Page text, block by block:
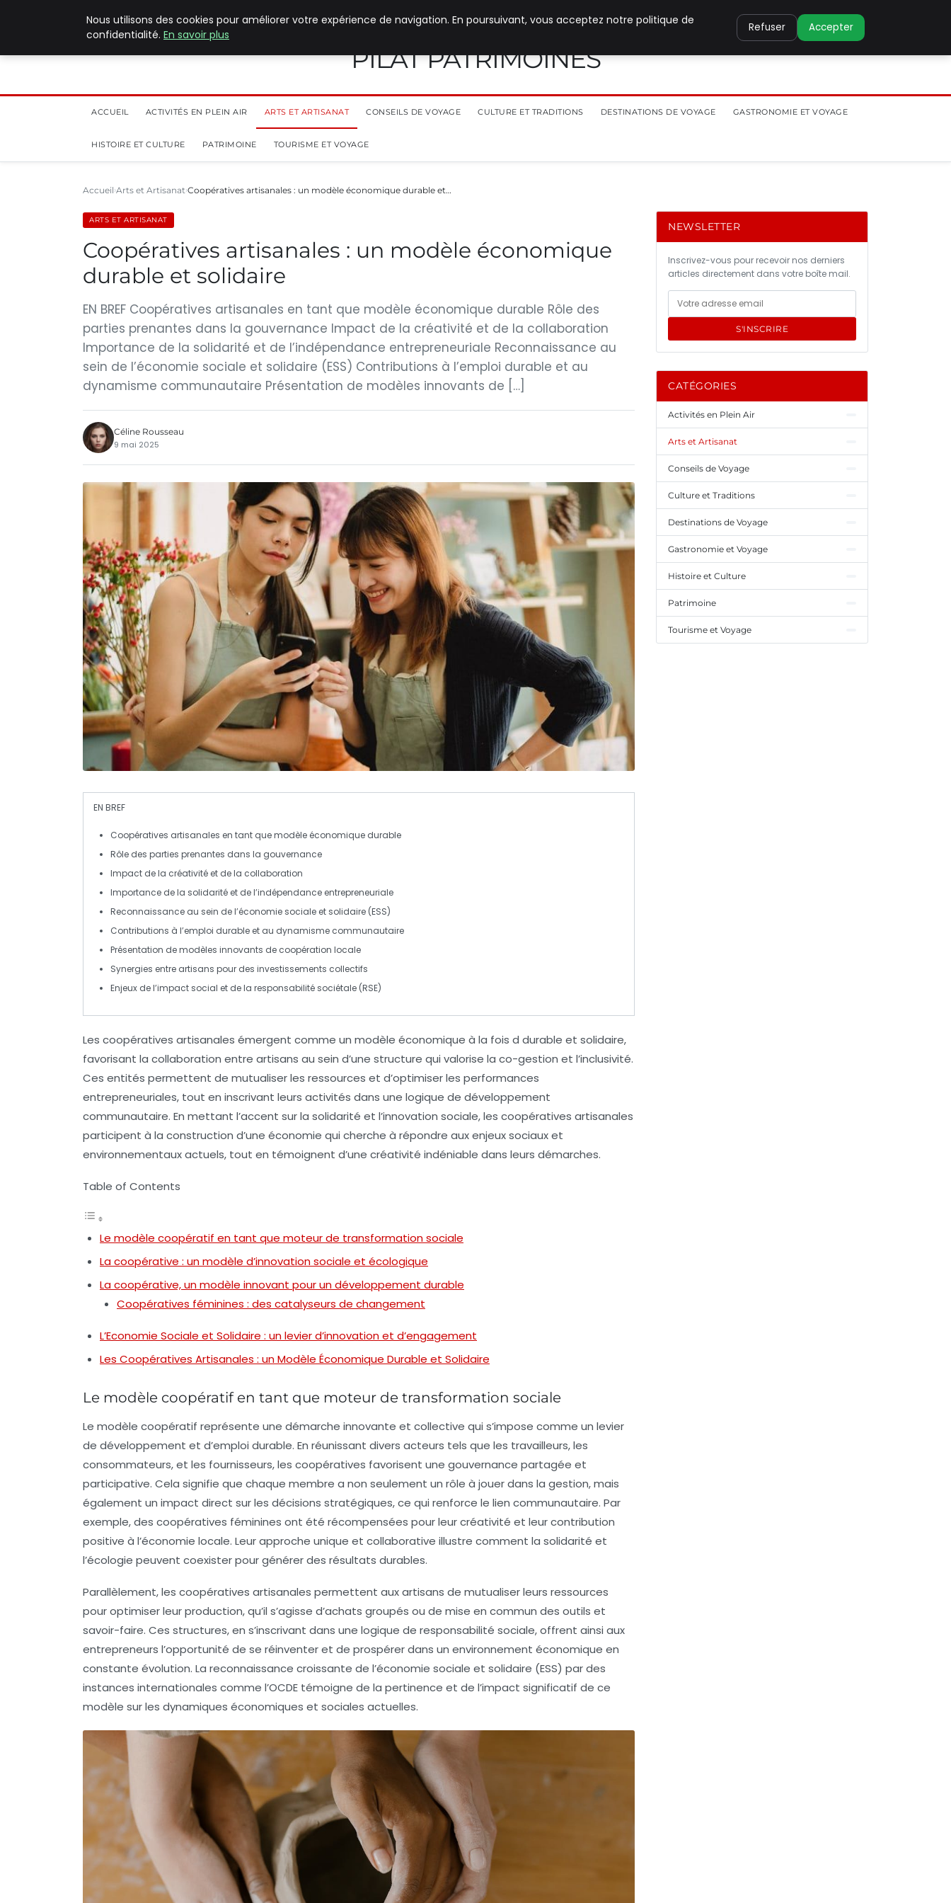
PILAT PATRIMOINES
ACCUEIL ACTIVITÉS EN PLEIN AIR ARTS ET ARTISANAT CONSEILS DE VOYAGE CULTURE ET TRADITIONS DESTINATIONS DE VOYAGE GASTRONOMIE ET VOYAGE
HISTOIRE ET CULTURE PATRIMOINE TOURISME ET VOYAGE
Accueil Arts et Artisanat Coopératives artisanales : un modèle économique durable et…
ARTS ET ARTISANAT
Coopératives artisanales : un modèle économique
durable et solidaire
EN BREF Coopératives artisanales en tant que modèle économique durable Rôle des
parties prenantes dans la gouvernance Impact de la créativité et de la collaboration
Importance de la solidarité et de l’indépendance entrepreneuriale Reconnaissance au
sein de l’économie sociale et solidaire (ESS) Contributions à l’emploi durable et au
dynamisme communautaire Présentation de modèles innovants de […]
Céline Rousseau
9 mai 2025
EN BREF
Coopératives artisanales en tant quemodèle économique durable
Rôle des parties prenantes dans la gouvernance
Impact de la créativité et de la collaboration
Importance de la solidarité et del’indépendance entrepreneuriale
Reconnaissance au sein de l’économie sociale et solidaire (ESS)
Contributions à l’emploi durable et au dynamisme communautaire
Présentation de modèles innovants de coopération locale
Synergies entre artisans pour des investissements collectifs
Enjeux de l’impact social et de la responsabilité sociétale (RSE)
Les coopératives artisanales émergent comme un modèle économique à la fois d durable et solidaire,
favorisant la collaboration entre artisans au sein d’une structure qui valorise la co-gestion et l’inclusivité.
Ces entités permettent de mutualiser les ressources et d’optimiser les performances
entrepreneuriales, tout en inscrivant leurs activités dans une logique de développement
communautaire. En mettant l’accent sur la solidarité et l’innovation sociale, les coopératives artisanales
participent à la construction d’une économie qui cherche à répondre aux enjeux sociaux et
environnementaux actuels, tout en témoignent d’une créativité indéniable dans leurs démarches.
Table of Contents
Le modèle coopératif en tant que moteur de transformation sociale
La coopérative : un modèle d’innovation sociale et écologique
La coopérative, un modèle innovant pour un développement durable
Coopératives féminines : des catalyseurs de changement
L’Economie Sociale et Solidaire : un levier d’innovation et d’engagement
Les Coopératives Artisanales : un Modèle Économique Durable et Solidaire
Le modèle coopératif en tant que moteur de transformation sociale
Le modèle coopératif représente une démarche innovante et collective qui s’impose comme un levier
de développement et d’emploi durable. En réunissant divers acteurs tels que les travailleurs, les
consommateurs, et les fournisseurs, les coopératives favorisent une gouvernance partagée et
participative. Cela signifie que chaque membre a non seulement un rôle à jouer dans la gestion, mais
également un impact direct sur les décisions stratégiques, ce qui renforce le lien communautaire. Par
exemple, des coopératives féminines ont été récompensées pour leur créativité et leur contribution
positive à l’économie locale. Leur approche unique et collaborative illustre comment la solidarité et
l’écologie peuvent coexister pour générer des résultats durables.
Parallèlement, les coopératives artisanales permettent aux artisans de mutualiser leurs ressources
pour optimiser leur production, qu’il s’agisse d’achats groupés ou de mise en commun des outils et
savoir-faire. Ces structures, en s’inscrivant dans une logique de responsabilité sociale, offrent ainsi aux
entrepreneurs l’opportunité de se réinventer et de prospérer dans un environnement économique en
constante évolution. La reconnaissance croissante de l’économie sociale et solidaire (ESS) par des
instances internationales comme l’OCDE témoigne de la pertinence et de l’impact significatif de ce
modèle sur les dynamiques économiques et sociales actuelles.
NEWSLETTER
Inscrivez-vous pour recevoir nos derniers
articles directement dans votre boîte mail.
S'INSCRIRE
CATÉGORIES
Activités en Plein Air
Arts et Artisanat
Conseils de Voyage
Culture et Traditions
Destinations de Voyage
Gastronomie et Voyage
Histoire et Culture
Patrimoine
Tourisme et Voyage
Nous utilisons des cookies pour améliorer votre expérience de navigation. En poursuivant, vous acceptez notre politique de
confidentialité. En savoir plus
Refuser Accepter